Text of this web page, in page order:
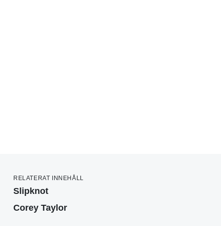
RELATERAT INNEHÅLL
Slipknot
Corey Taylor